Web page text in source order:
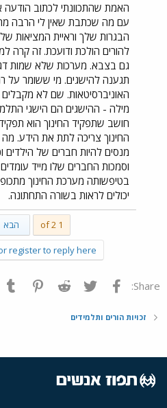
האמת שהתכוונתי לכתוב הודעה
עם מה שכתבת שאין לי הרבה
הבגרות שלך וראיית המציאות
להורים הולכת ודועכת. זה קרה
גם בצבא. מערכות שלא שמות
תגענה להישגים. מי ששומר על
האוניברסיטאות. שם לא מקבלים
מילה - ההישגים הם הישגי
חושב שתפקיד החינוך הוא
החינוך צריכה לתת את הידע.
מנסים להיות חברים של הילדים
וסמכות החברים שלו מייד
בטיפשותה מערכת החינוך
יכולים לראות בשורה התחתונה.
1 of 2 הבא
register to reply here.
Share: פייסבוק Twitter
Reddit
זכויות הורים ותלמידים